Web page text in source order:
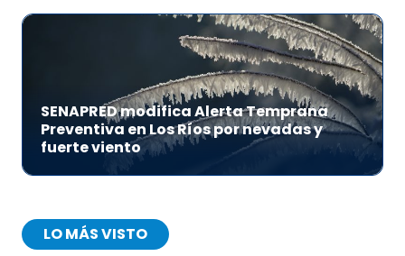
SENAPRED modifica Alerta Temprana
Preventiva en Los Ríos por nevadas y
fuerte viento
LO MÁS VISTO